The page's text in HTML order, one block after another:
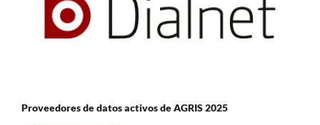
Proveedores de datos activos de AGRIS 2025